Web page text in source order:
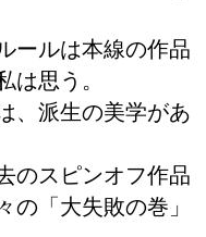
ールは本線の作品
は思う。
、派生の美学があ
のスピンオフ作品
の「大失敗の巻」